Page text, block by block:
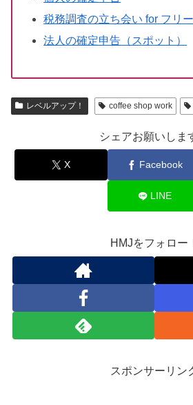
税務調査の立ち会い for フリ
法人の確定申告（スポット）
レベルアップ！ coffee shop work
シェアお願いしま
X Facebook
LINE
HMJをフォロー
スポンサーリン